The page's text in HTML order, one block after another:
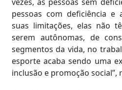
pessoas com deficiência e
suas limitações, elas não
serem autônomas, de
segmentos da vida, no
esporte acaba sendo uma
inclusão e promoção social”,